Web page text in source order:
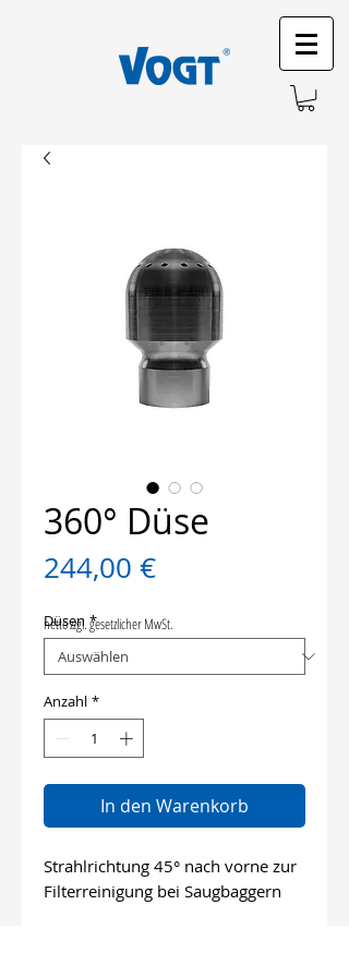
360° Düse
244,00 €Preis
Düsen *
Anzahl *
In den Warenkorb
Strahlrichtung 45° nach vorne zur
Filterreinigung bei Saugbaggern
netto zzgl. gesetzlicher MwSt.